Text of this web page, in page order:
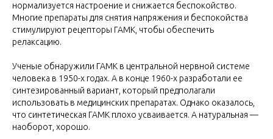
нормализуется настроение и снижается беспокойство.
Многие препараты для снятия напряжения и беспокойства
стимулируют рецепторы ГАМК, чтобы обеспечить
релаксацию.
Ученые обнаружили ГАМК в центральной нервной системе
человека в 1950-х годах. А в конце 1960-х разработали ее
синтезированный вариант, который предполагали
использовать в медицинских препаратах. Однако оказалось,
что синтетическая ГАМК плохо усваивается. А натуральная —
наоборот, хорошо.